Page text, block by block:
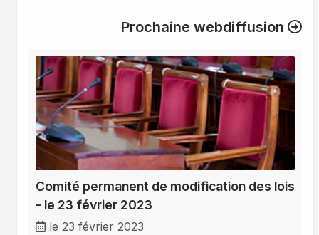
Prochaine webdiffusion
Comité permanent de modification des lois
- le 23 février 2023
le 23 février 2023